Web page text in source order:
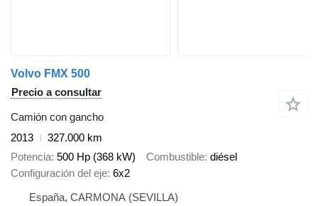
Volvo FMX 500
Precio a consultar
Camión con gancho
2013
327.000 km
Potencia 500 Hp (368 kW) Combustible diésel
Configuración del eje 6x2
España, CARMONA (SEVILLA)